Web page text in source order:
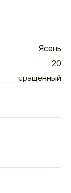
Ясень
20
сращенный